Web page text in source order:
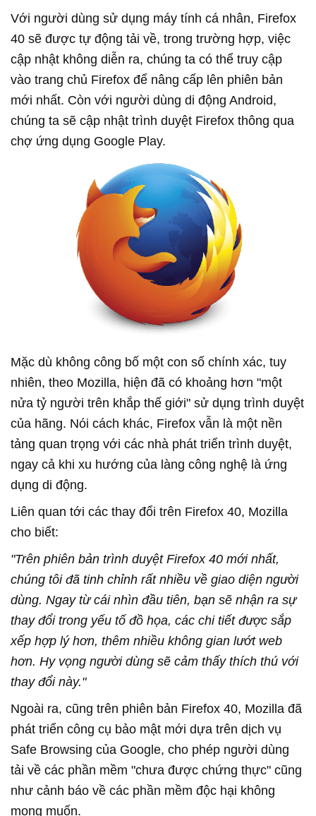
Với người dùng sử dụng máy tính cá nhân, Firefox
40 sẽ được tự động tải về, trong trường hợp, việc
cập nhật không diễn ra, chúng ta có thể truy cập
vào trang chủ Firefox để nâng cấp lên phiên bản
mới nhất. Còn với người dùng di động Android,
chúng ta sẽ cập nhật trình duyệt Firefox thông qua
chợ ứng dụng Google Play.
Mặc dù không công bố một con số chính xác, tuy
nhiên, theo Mozilla, hiện đã có khoảng hơn "một
nửa tỷ người trên khắp thế giới" sử dụng trình duyệt
của hãng. Nói cách khác, Firefox vẫn là một nền
tảng quan trọng với các nhà phát triển trình duyệt,
ngay cả khi xu hướng của làng công nghệ là ứng
dụng di động.
Liên quan tới các thay đổi trên Firefox 40, Mozilla
cho biết:
"Trên phiên bản trình duyệt Firefox 40 mới nhất,
chúng tôi đã tinh chỉnh rất nhiều về giao diện người
dùng. Ngay từ cái nhìn đầu tiên, bạn sẽ nhận ra sự
thay đổi trong yếu tố đồ họa, các chi tiết được sắp
xếp hợp lý hơn, thêm nhiều không gian lướt web
hơn. Hy vọng người dùng sẽ cảm thấy thích thú với
thay đổi này."
Ngoài ra, cũng trên phiên bản Firefox 40, Mozilla đã
phát triển công cụ bảo mật mới dựa trên dịch vụ
Safe Browsing của Google, cho phép người dùng
tải về các phần mềm "chưa được chứng thực" cũng
như cảnh báo về các phần mềm độc hại không
mong muốn.